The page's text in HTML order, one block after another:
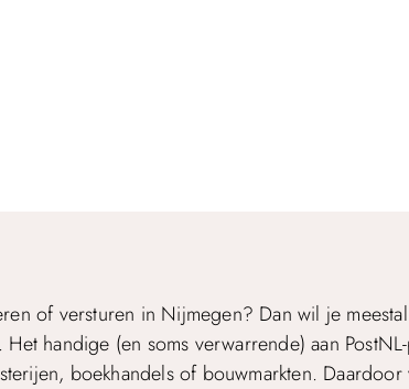
of versturen in Nijmegen? Dan wil je
Het handige (en soms verwarrende) aan
boekhandels of bouwmarkten.